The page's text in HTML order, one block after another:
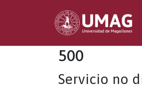
500
Servicio no